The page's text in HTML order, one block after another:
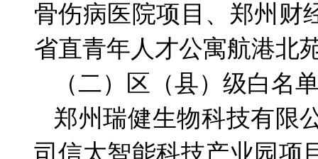
骨伤病医院项目、郑州财
省直青年人才公寓航港北
（二）区（县）级白名
郑州瑞健生物科技有限
司信太智能科技产业园项